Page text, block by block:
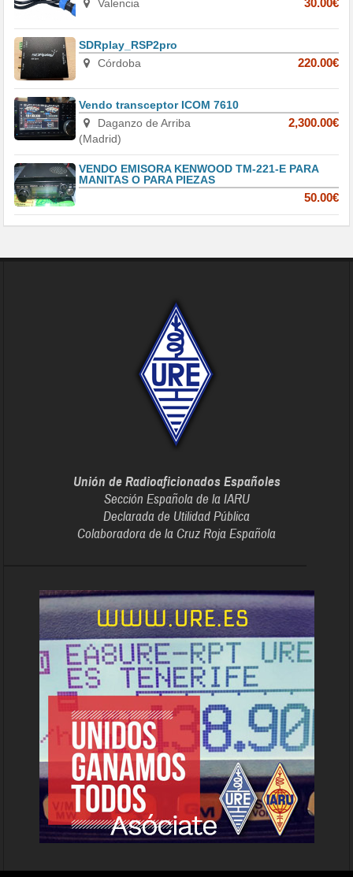
Valencia
30.00€
SDRplay_RSP2pro
Córdoba
220.00€
Vendo transceptor ICOM 7610
Daganzo de Arriba
(Madrid)
2,300.00€
VENDO EMISORA KENWOOD TM-221-E PARA
MANITAS O PARA PIEZAS
50.00€
Unión de Radioaficionados Españoles
Sección Española de la IARU
Declarada de Utilidad Pública
Colaboradora de la Cruz Roja Española